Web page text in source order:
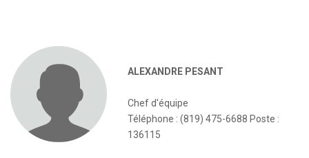
ALEXANDRE PESANT
Chef d'équipe
Téléphone : (819) 475-6688 Poste :
136115